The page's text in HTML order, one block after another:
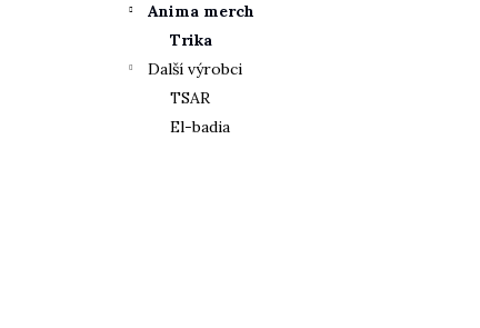
Anima merch
Trika
Další výrobci
TSAR
El-badia